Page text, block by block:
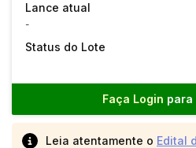
Lance atual
-
Status do Lote
Faça Login
Leia atentamente o Edital